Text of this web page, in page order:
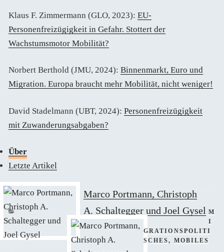
Klaus F. Zimmermann (GLO, 2023): EU-
Personenfreizügigkeit in Gefahr. Stottert der
Wachstumsmotor Mobilität?
Norbert Berthold (JMU, 2024): Binnenmarkt, Euro und
Migration. Europa braucht mehr Mobilität, nicht weniger!
David Stadelmann (UBT, 2024): Personenfreizügigkeit
mit Zuwanderungsabgaben?
Über
Letzte Artikel
Marco Portmann, Christoph
A. Schaltegger und Joel Gysel M
I
GRATIONSPOLITI
SCHES, MOBILES